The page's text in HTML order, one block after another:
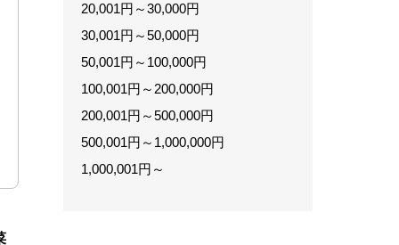
20,001円～30,000円
30,001円～50,000円
50,001円～100,000円
100,001円～200,000円
200,001円～500,000円
500,001円～1,000,000円
1,000,001円～